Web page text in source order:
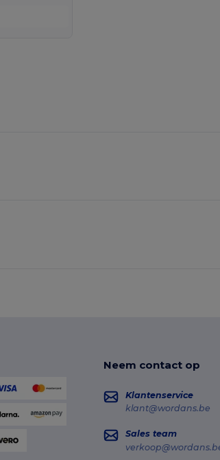
Neem contact op
Klantenservice
klant@wordans.be
Sales team